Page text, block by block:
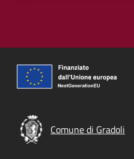
Comune di Gradoli